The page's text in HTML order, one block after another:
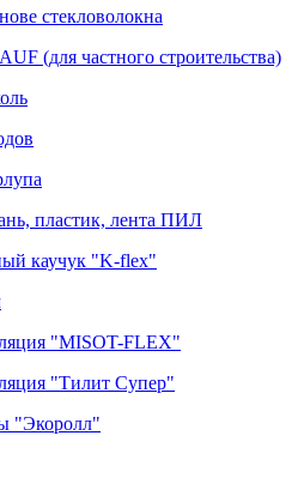
стекловолокна
(для частного строительства)
пластик, лента ПИЛ
каучук "K-flex"
"MISOT-FLEX"
"Тилит Супер"
"Экоролл"